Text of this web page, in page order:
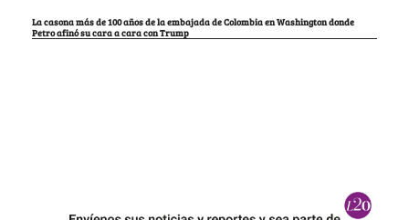
La casona más de 100 años de la embajada de Colombia en Washington donde
Petro afinó su cara a cara con Trump